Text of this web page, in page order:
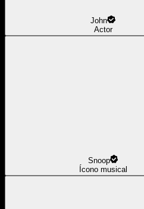
John
Actor
Snoop
Ícono musical